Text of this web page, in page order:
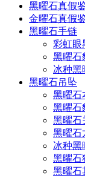
黑曜石真假
金曜石真假
黑曜石手链
彩虹眼
黑曜石
冰种黑
黑曜石吊坠
黑曜石
黑曜石
黑曜石
黑曜石
冰种黑
黑曜石
黑曜石